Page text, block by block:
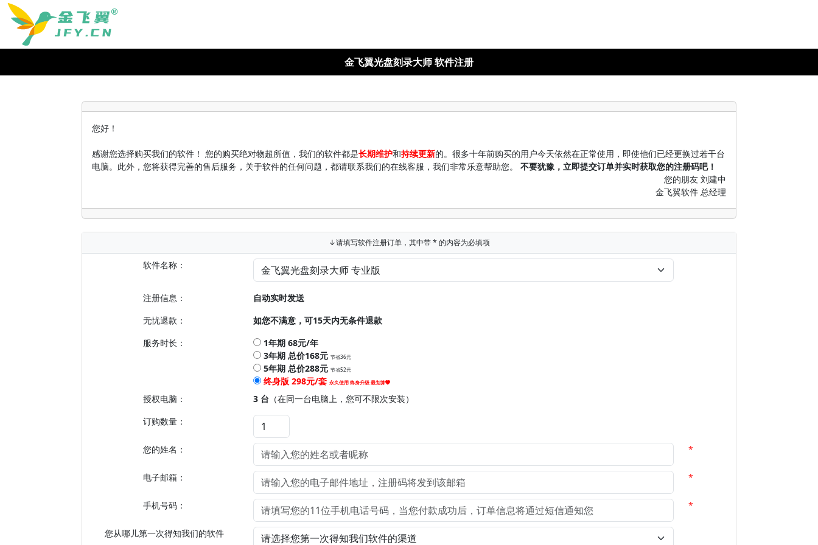
金飞翼光盘刻录大师 软件注册
您好！
感谢您选择购买我们的软件！ 您的购买绝对物超所值，我们的软件都是长期维护和持续更新的。很多十年前购买的用户今天依然在正常使用，即使他们已经更换过若干台
电脑。此外，您将获得完善的售后服务，关于软件的任何问题，都请联系我们的在线客服，我们非常乐意帮助您。不要犹豫，立即提交订单并实时获取您的注册码吧！
您的朋友 刘建中
金飞翼软件 总经理
↓请填写软件注册订单，其中带 * 的内容为必填项
软件名称：
注册信息：
自动实时发送
无忧退款：
如您不满意，可15天内无条件退款
服务时长：
1年期 68元/年
3年期 总价168元 节省36元
5年期 总价288元 节省52元
终身版 298元/套 永久使用 终身升级 最划算
授权电脑： 3 台 （在同一台电脑上，您可不限次安装）
订购数量：
您的姓名： *
电子邮箱： *
手机号码： *
您从哪儿第一次得知我们的软件